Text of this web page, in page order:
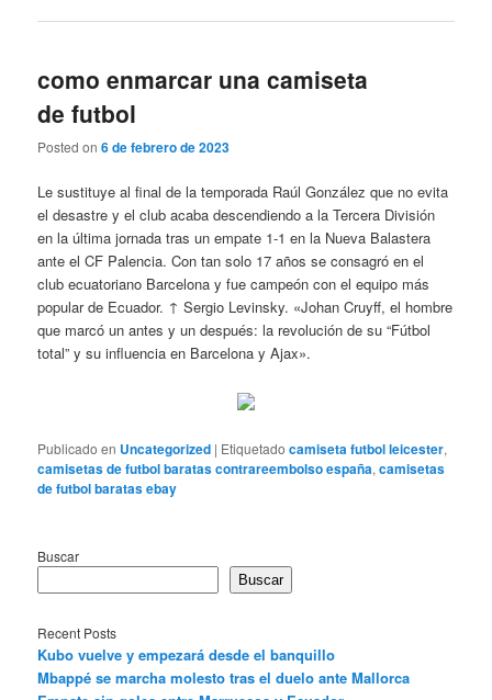
como enmarcar una camiseta
de futbol
Posted on6 de febrero de 2023
Le sustituye al final de la temporada Raúl González que no evita
el desastre y el club acaba descendiendo a la Tercera División
en la última jornada tras un empate 1-1 en la Nueva Balastera
ante el CF Palencia. Con tan solo 17 años se consagró en el
club ecuatoriano Barcelona y fue campeón con el equipo más
popular de Ecuador. ↑ Sergio Levinsky. «Johan Cruyff, el hombre
que marcó un antes y un después: la revolución de su “Fútbol
total” y su influencia en Barcelona y Ajax».
Publicado en Uncategorized | Etiquetado camiseta futbol leicester,
camisetas de futbol baratas contrareembolso españa,camisetas
de futbol baratas ebay
Buscar
Buscar
Recent Posts
Kubo vuelve y empezará desde el banquillo
Mbappé se marcha molesto tras el duelo ante Mallorca